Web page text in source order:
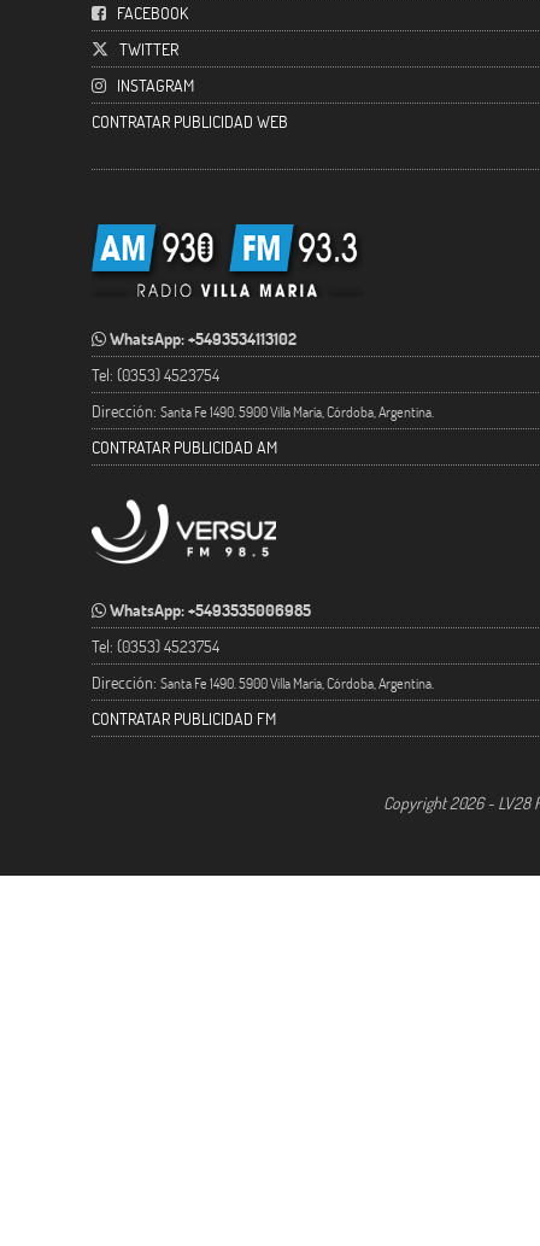
FACEBOOK
TWITTER
INSTAGRAM
CONTRATAR PUBLICIDAD WEB
WhatsApp: +5493534113102
Tel: (0353) 4523754
Dirección: Santa Fe 1490. 5900 Villa María, Córdoba, Argentina.
CONTRATAR PUBLICIDAD AM
WhatsApp: +5493535006985
Tel: (0353) 4523754
Dirección: Santa Fe 1490. 5900 Villa María, Córdoba, Argentina.
CONTRATAR PUBLICIDAD FM
Copyright 2026 - LV28